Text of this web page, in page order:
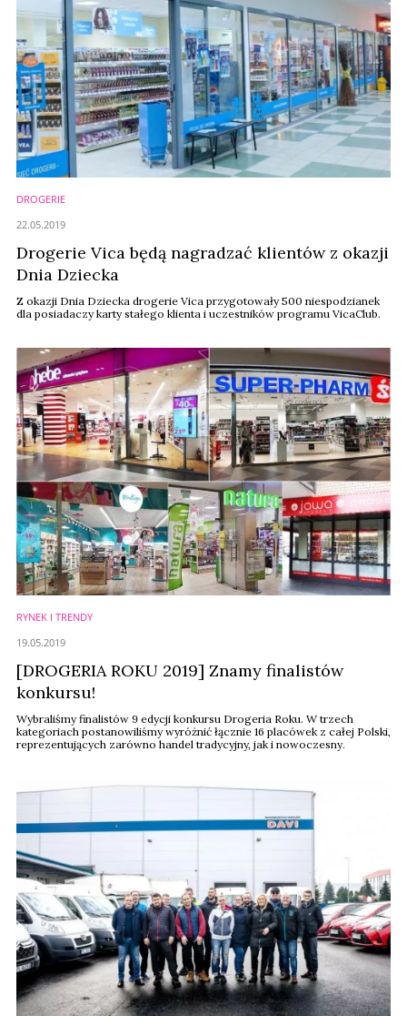
DROGERIE
Drogerie Vica będą nagradzać klientów z okazji
Dnia Dziecka
Z okazji Dnia Dziecka drogerie Vica przygotowały 500 niespodzianek
dla posiadaczy karty stałego klienta i uczestników programu VicaClub.
22.05.2019
RYNEK I TRENDY
[DROGERIA ROKU 2019] Znamy finalistów
konkursu!
Wybraliśmy finalistów 9 edycji konkursu Drogeria Roku. W trzech
kategoriach postanowiliśmy wyróżnić łącznie 16 placówek z całej Polski,
reprezentujących zarówno handel tradycyjny, jak i nowoczesny.
19.05.2019